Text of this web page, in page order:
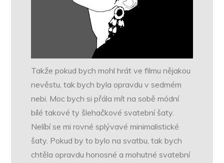
Takže pokud bych mohl hrát ve filmu nějakou
nevěstu, tak bych byla opravdu v sedmém
nebi. Moc bych si přála mít na sobě módní
bílé takové ty šlehačkové svatební šaty.
Nelíbí se mi rovné splývavé minimalistické
šaty. Pokud by to bylo na svatbu, tak bych
chtěla opravdu honosné a mohutné svatební